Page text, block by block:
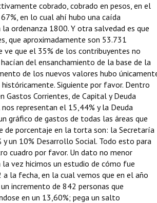
cobrado, cobrado en pesos, en el
en lo cual ahí hubo una caída
ordenanza 1800. Y otra salvedad es que
que aproximadamente son 53.731
ve que el 35% de los contribuyentes no
del ensanchamiento de la base de la
de los nuevos valores hubo
Siguiente por favor. Dentro
Gastos Corrientes, de Capital y Deuda
representan el 15,44% y la Deuda
gráfico de gastos de todas las áreas que
de porcentaje en la torta son: la Secretaría
un 10% Desarrollo Social. Todo esto para
cuadro por favor. Un dato no menor
vez hicimos un estudio de cómo fue
la fecha, en la cual vemos que en el año
incremento de 842 personas que
en un 13,60%; pega un salto